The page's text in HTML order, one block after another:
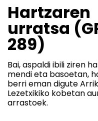
Hartzaren
urratsa
289)
Bai, aspaldi ibili ziren
mendi eta basoetan,
berri eman digute
Lezetxikiko kobetan
arrastoek.